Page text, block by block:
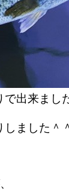
出来まし
ました＾＾